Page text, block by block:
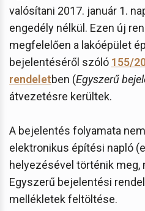
valósítani 2017. január 1.
engedély nélkül. Ezen új
megfelelően a lakóépület
bejelentéséről szóló 155/
rendeletben (Egyszerű
átvezetésre kerültek.
A bejelentés folyamata
elektronikus építési napló
helyezésével történik meg,
Egyszerű bejelentési
mellékletek feltöltése.